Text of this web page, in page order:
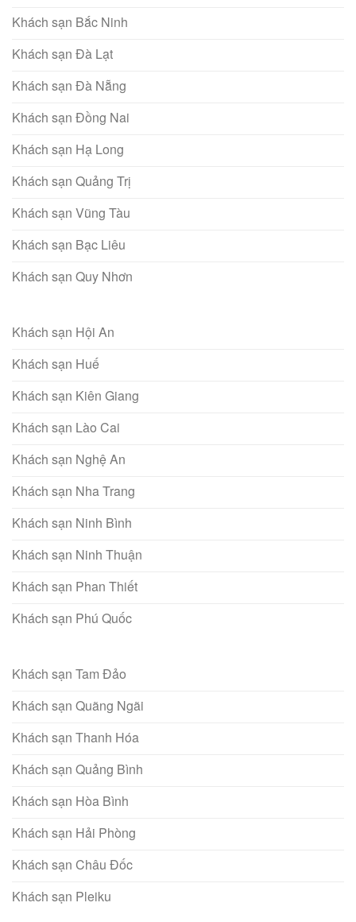
Khách sạn Bắc Ninh
Khách sạn Đà Lạt
Khách sạn Đà Nẵng
Khách sạn Đồng Nai
Khách sạn Hạ Long
Khách sạn Quảng Trị
Khách sạn Vũng Tàu
Khách sạn Bạc Liêu
Khách sạn Quy Nhơn
Khách sạn Hội An
Khách sạn Huế
Khách sạn Kiên Giang
Khách sạn Lào Cai
Khách sạn Nghệ An
Khách sạn Nha Trang
Khách sạn Ninh Bình
Khách sạn Ninh Thuận
Khách sạn Phan Thiết
Khách sạn Phú Quốc
Khách sạn Tam Đảo
Khách sạn Quãng Ngãi
Khách sạn Thanh Hóa
Khách sạn Quảng Bình
Khách sạn Hòa Bình
Khách sạn Hải Phòng
Khách sạn Châu Đốc
Khách sạn Pleiku